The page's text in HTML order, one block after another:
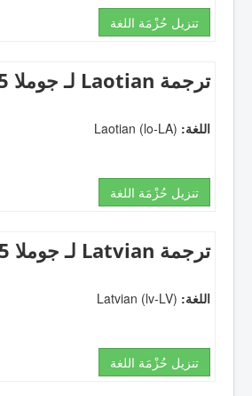
تنزيل حُزْمَة اللغة
ترجمة Laotian لـ جوملا 1.5
اللغة:
تنزيل حُزْمَة اللغة
ترجمة Latvian لـ جوملا 1.5
اللغة:
تنزيل حُزْمَة اللغة